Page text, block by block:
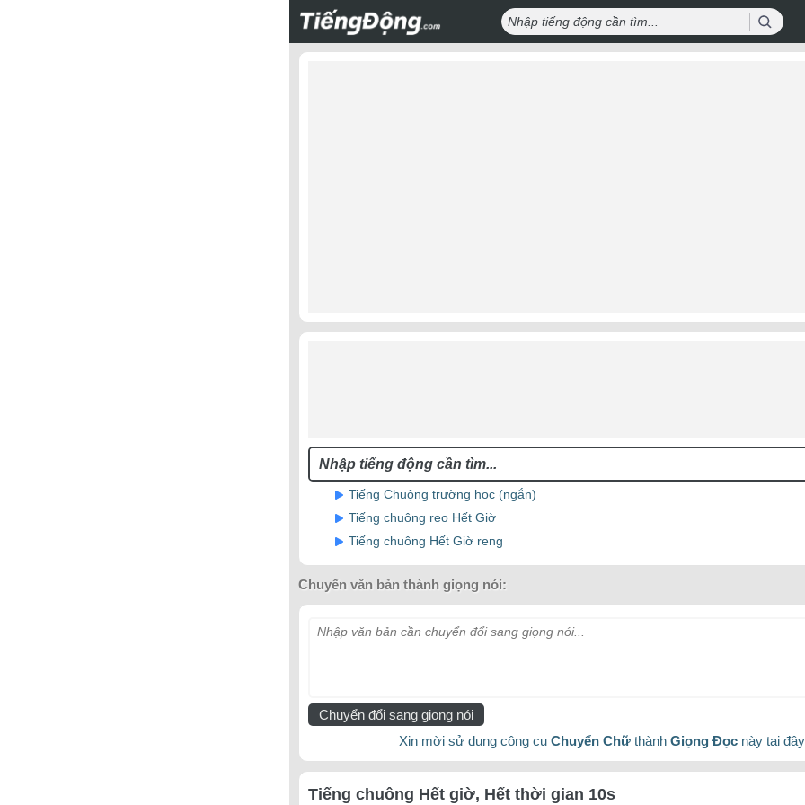
Tiếng Chuông trường học (ngắn)
Tiếng chuông reo Hết Giờ
Tiếng chuông Hết Giờ reng
Chuyển văn bản thành giọng nói:
Nhập văn bản cần chuyển đổi sang giọng nói...
Chuyển đổi sang giọng nói
Xin mời sử dụng công cụ Chuyển Chữ thành Giọng Đọc này tại
Tiếng chuông Hết giờ, Hết thời gian 10s